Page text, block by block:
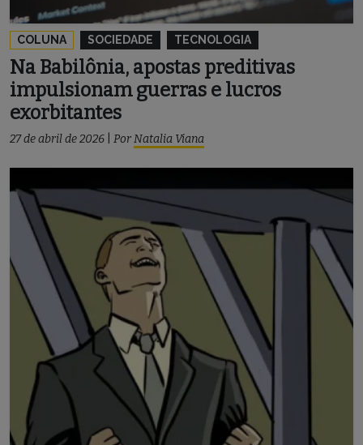
COLUNA SOCIEDADE TECNOLOGIA
Na Babilônia, apostas preditivas
impulsionam guerras e lucros
exorbitantes
27 de abril de 2026 PorNatalia Viana